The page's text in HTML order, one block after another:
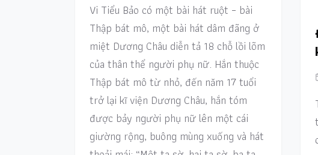
Vi Tiểu Bảo có một bài hát ruột – bài
Thập bát mô, một bài hát dâm đãng ở
miệt Dương Châu diễn tả 18 chỗ lồi lõm
của thân thể người phụ nữ. Hắn thuộc
Thập bát mô từ nhỏ, đến năm 17 tuổi
trở lại kĩ viện Dương Châu, hắn tóm
được bảy người phụ nữ lên một cái
giường rộng, buông mùng xuống và hát